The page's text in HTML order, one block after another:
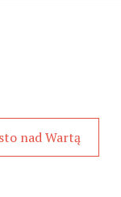
nad Wartą